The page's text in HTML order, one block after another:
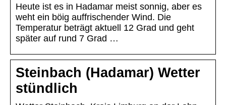
Heute ist es in Hadamar meist sonnig, aber es
weht ein böig auffrischender Wind. Die
Temperatur beträgt aktuell 12 Grad und geht
später auf rund 7 Grad …
Steinbach (Hadamar) Wetter
stündlich